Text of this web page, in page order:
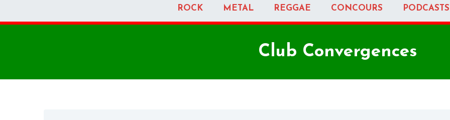
ROCK METAL REGGAE CONCOURS PODCASTS
Club Convergences